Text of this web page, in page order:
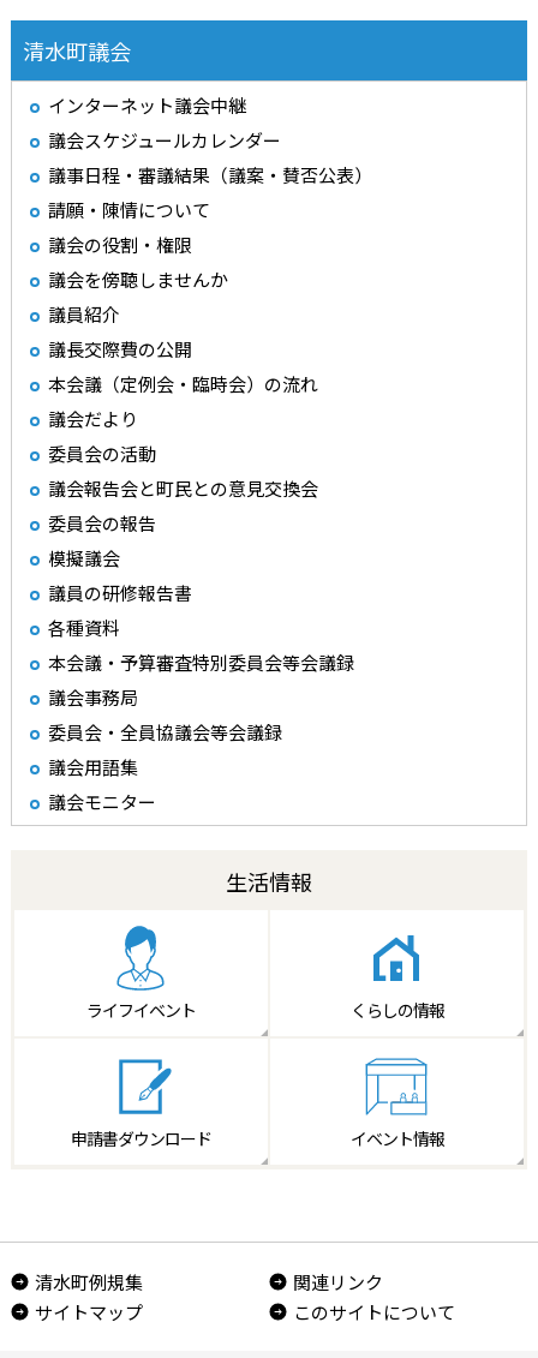
清水町議会
インターネット議会中継
議会スケジュールカレンダー
議事日程・審議結果（議案・賛否公表）
請願・陳情について
議会の役割・権限
議会を傍聴しませんか
議員紹介
議長交際費の公開
本会議（定例会・臨時会）の流れ
議会だより
委員会の活動
議会報告会と町民との意見交換会
委員会の報告
模擬議会
議員の研修報告書
各種資料
本会議・予算審査特別委員会等会議録
議会事務局
委員会・全員協議会等会議録
議会用語集
議会モニター
生活情報
ライフイベント くらしの情報
申請書ダウンロード イベント情報
清水町例規集
関連リンク
サイトマップ
このサイトについて